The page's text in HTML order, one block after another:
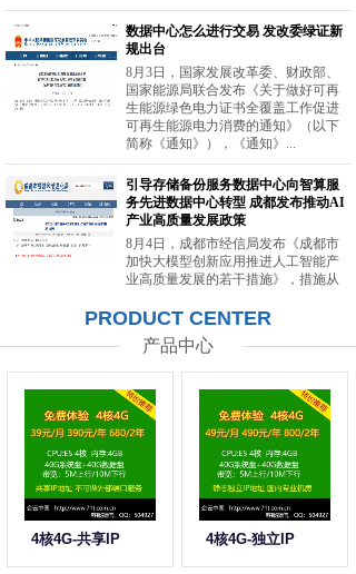
数据中心怎么进行交易 发改委绿证新
规出台
8月3日，国家发展改革委、财政部、
国家能源局联合发布《关于做好可再
生能源绿色电力证书全覆盖工作促进
可再生能源电力消费的通知》（以下
简称《通知》），《通知》...
引导存储备份服务数据中心向智算服
务先进数据中心转型 成都发布推动AI
产业高质量发展政策
8月4日，成都市经信局发布《成都市
加快大模型创新应用推进人工智能产
业高质量发展的若干措施》，措施从
力等方面提出20条举措。...
PRODUCT CENTER
产品中心
4核4G-共享IP 4核4G-独立IP